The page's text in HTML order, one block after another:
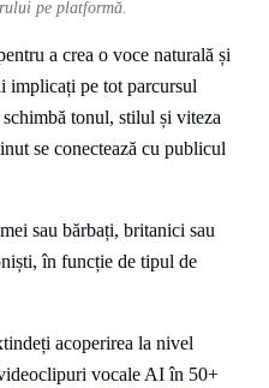
pe platformă.
a crea o voce naturală și
implicați pe tot parcursul
tonul, stilul și viteza
se conectează cu publicul
sau bărbați, britanici sau
în funcție de tipul de
acoperirea la nivel
vocale AI în 50+